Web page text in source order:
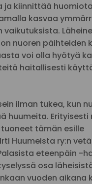
ja kiinnittää
kasvaa
nuoren päihteiden
voi olla hyötyä
haitallisesti
ilman tukea, kun
huumeita. Erityisesti
tämän esille
Huumeista ry:n
eteenpäin -
osa
vuoden aikana